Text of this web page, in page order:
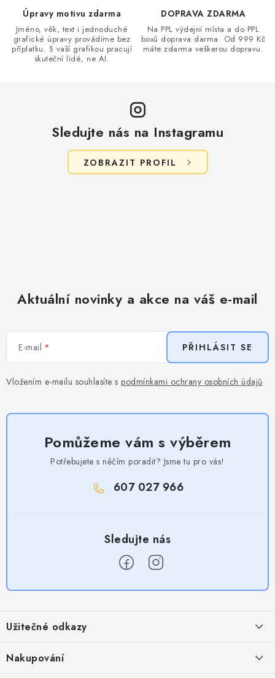
u
Úpravy motivu zdarma
Jméno, věk, text i jednoduché
grafické úpravy provádíme bez
příplatku. S vaší grafikou pracují
skuteční lidé, ne AI.
DOPRAVA ZDARMA
Na PPL výdejní místa a do PPL
boxů doprava darma. Od 999 Kč
máte zdarma veškerou dopravu.
Sledujte nás na Instagramu
ZOBRAZIT PROFIL
Aktuální novinky a akce na váš e-mail
E-mail
Vložením e-mailu souhlasíte s podmínkami ochrany osobních údajů
PŘIHLÁSIT SE
Pomůžeme vám s výběrem
Potřebujete s něčím poradit? Jsme tu pro vás!
607 027 966
p
a
Užitečné odkazy
Obchodní podmínky
Nakupování